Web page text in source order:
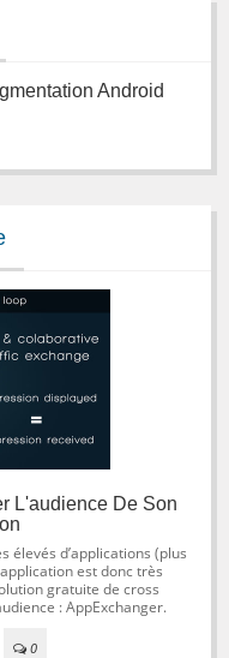
Android
L'audience De Son
élevés d’applications (plus
est donc très
gratuite de cross
: AppExchanger.
0